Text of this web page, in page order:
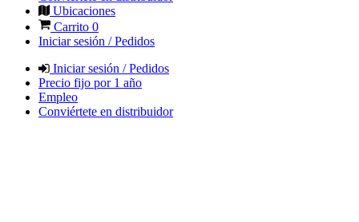
Ubicaciones
Carrito 0
Iniciar sesión / Pedidos
Iniciar sesión / Pedidos
Precio fijo por 1 año
Empleo
Conviértete en distribuidor